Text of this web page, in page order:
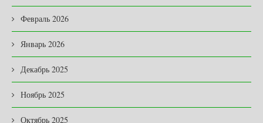
Февраль 2026
Январь 2026
Декабрь 2025
Ноябрь 2025
Октябрь 2025